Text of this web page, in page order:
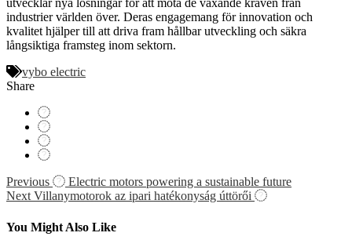
utvecklar nya lösningar för att möta de växande kraven från
industrier världen över. Deras engagemang för innovation och
kvalitet hjälper till att driva fram hållbar utveckling och säkra
långsiktiga framsteg inom sektorn.
vybo electric
Share
Navigácia
v
článku
Previous
Electric motors powering a sustainable future
Next Villanymotorok az ipari hatékonyság úttörői
You Might Also Like